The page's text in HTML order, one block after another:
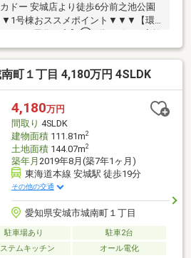
ドー 安城店より徒歩6分前之池公園
号棟おススメポイント▼▼▼【環
オール電化住宅】①2階リビング家族
階水回りを採用し、洗濯動線がス
クインクローゼット④子育てに優
バルコニー⑥発砲ウレタンフォー
よりも厚い）桜コンサルタントでは
す！ あなたのライフステージに合わ
いたしますので、お気軽にご相談下
町１丁目 4,180万円 4SLDK
4,180万円
間取り 4SLDK
建物面積111.81m2
土地面積144.07m2
築年月 2019年8月(築7年1ヶ月)
東海道本線 安城駅 徒歩19分
その他の交通
愛知県安城市城南町１丁目
駐車場あり
駐車2台
テムキッチン オール電化